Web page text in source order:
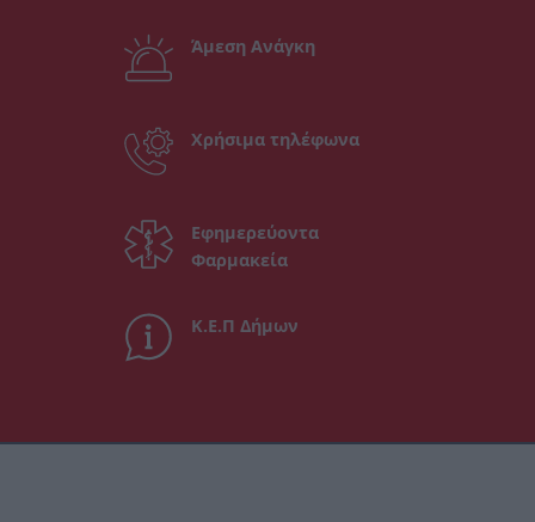
Άμεση Ανάγκη
Χρήσιμα τηλέφωνα
Εφημερεύοντα
Φαρμακεία
Κ.Ε.Π Δήμων